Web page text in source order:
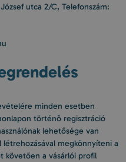
utca 2/C, Telefonszám:
minden esetben
történő regisztráció
lehetősége van
megkönnyíteni a
követően a vásárlói profil